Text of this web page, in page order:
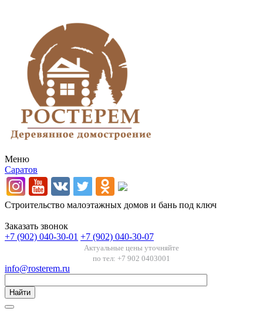
Меню
Саратов
Строительство малоэтажных домов и бань под ключ
Заказать звонок
+7 (902) 040-30-01 +7 (902) 040-30-07
Актуальные цены уточняйте
по тел: +7 902 0403001
info@rosterem.ru
Найти